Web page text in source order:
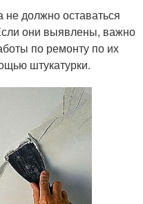
должно оставаться
они выявлены, важно
по ремонту по их
штукатурки.